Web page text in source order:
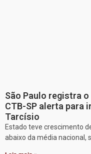
São Paulo registra
CTB-SP alerta para
Tarcísio
Estado teve crescimento
abaixo da média nacional,